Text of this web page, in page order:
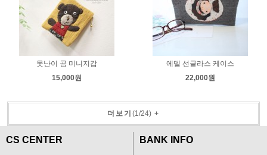
못난이 곰 미니지갑
15,000원
에델 선글라스 케이스
22,000원
더보기 (1/24) +
CS CENTER
BANK INFO